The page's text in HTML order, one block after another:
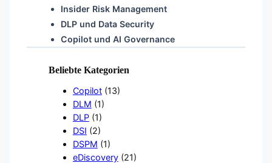
Insider Risk Management
DLP und Data Security
Copilot und AI Governance
Beliebte Kategorien
Copilot(13)
DLM (1)
DLP(1)
DSI (2)
DSPM (1)
eDiscovery(21)